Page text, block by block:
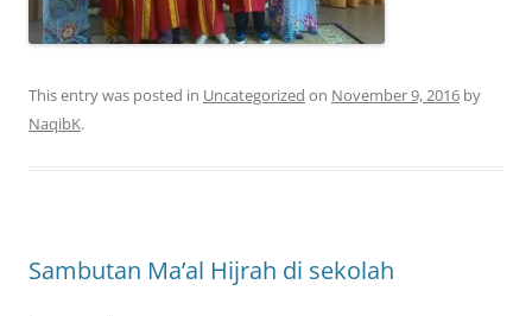
This entry was posted in Uncategorized on November 9, 2016 by
NaqibK.
Sambutan Ma’al Hijrah di sekolah